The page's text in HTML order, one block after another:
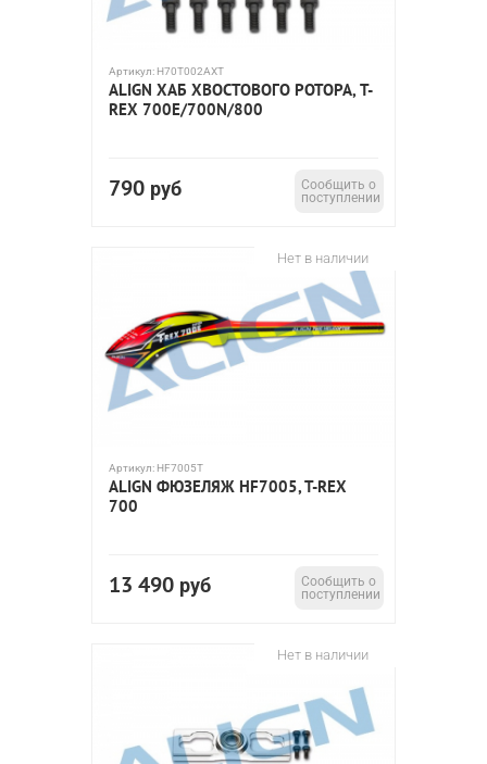
Артикул: H70T002AXT
ALIGN ХАБ ХВОСТОВОГО РОТОРА, T-
REX 700E/700N/800
790 руб
Сообщить о
поступлении
Нет в наличии
Артикул: HF7005T
ALIGN ФЮЗЕЛЯЖ HF7005, T-REX
700
13 490 руб
Сообщить о
поступлении
Нет в наличии